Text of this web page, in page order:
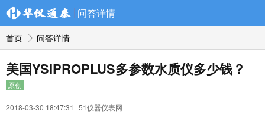
问答详情
首页 问答详情
美国YSIPROPLUS多参数水质仪多少钱？
原创
2018-03-30 18:47:31 51仪器仪表网